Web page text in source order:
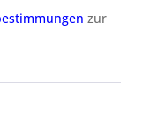
zur